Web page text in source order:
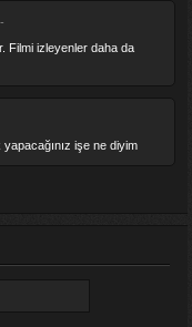
Filmi izleyenler daha da
işe ne diyim